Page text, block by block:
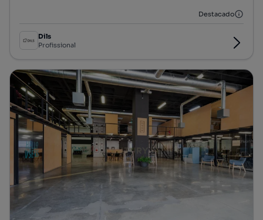
Destacado
Dils
Profissional